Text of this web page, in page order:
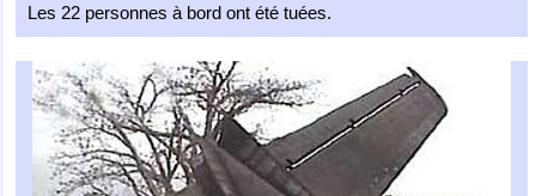
Les 22 personnes à bord ont été tuées.